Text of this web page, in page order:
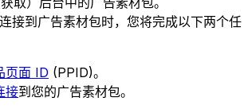
接到广告素材包时，您将完成以下两个任
页面 ID (PPID)。
接到您的广告素材包。